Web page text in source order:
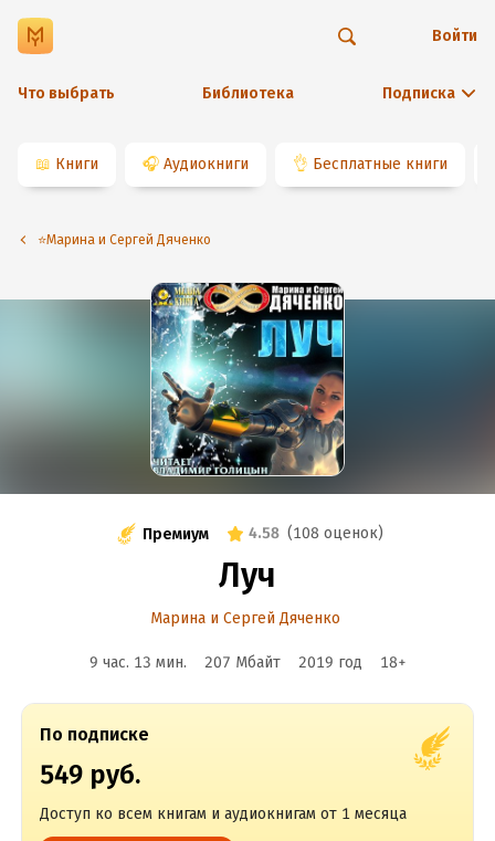
Что выбрать Библиотека Подписка
Войти
📖 Книги 🎧 Аудиокниги 👌 Бесплатные книги
⭐️Марина и Сергей Дяченко
Премиум 4.58 (108 оценок)
Луч
Марина и Сергей Дяченко
9 час. 13 мин. 207 Мбайт 2019 год 18+
По подписке
549 руб.
Доступ ко всем книгам и аудиокнигам от 1 месяца